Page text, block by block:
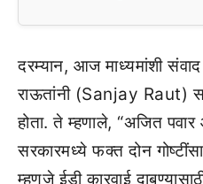
दरम्यान, आज माध्यमांशी
राऊतांनी (Sanjay Raut)
होता. ते म्हणाले, “अजित
सरकारमध्ये फक्त दोन
म्हणजे ईडी कारवाई